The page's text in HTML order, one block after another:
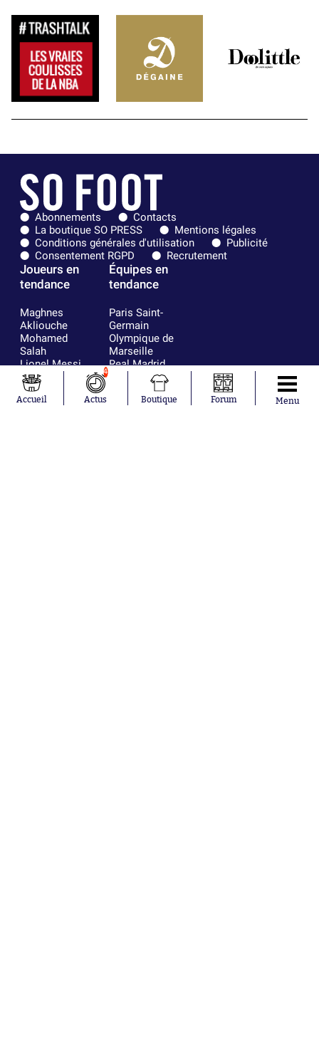
Abonnements
Contacts
La boutique SO PRESS
Mentions légales
Conditions générales d'utilisation
Publicité
Consentement RGPD
Recrutement
Joueurs en
tendance
Maghnes
Akliouche
Mohamed
Salah
Lionel Messi
Ferrán Torres
Kilian Corredor
Franco
Équipes en
tendance
Paris Saint-
Germain
Olympique de
Marseille
Real Madrid
Olympique
lyonnais
Accueil
4
Actus Boutique Forum Menu